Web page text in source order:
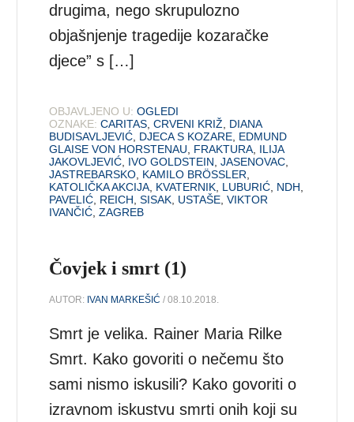
drugima, nego skrupulozno
objašnjenje tragedije kozaračke
djece” s […]
OBJAVLJENO U: OGLEDI
OZNAKE: CARITAS ,CRVENI KRIŽ
DIANA
BUDISAVLJEVIĆ DJECA S KOZARE EDMUND
GLAISE VON HORSTENAU
FRAKTURA ILIJA
JAKOVLJEVIĆ IVO GOLDSTEIN ,JASENOVAC
JASTREBARSKO KAMILO BRÖSSLER
KATOLIČKA AKCIJA KVATERNIK LUBURIĆ NDH
PAVELIĆ REICH ,SISAK USTAŠE ,VIKTOR
IVANČIĆ ,ZAGREB
Čovjek i smrt (1)
AUTOR: IVAN MARKEŠIĆ / 08.10.2018.
Smrt je velika. Rainer Maria Rilke
Smrt. Kako govoriti o nečemu što
sami nismo iskusili? Kako govoriti o
izravnom iskustvu smrti onih koji su